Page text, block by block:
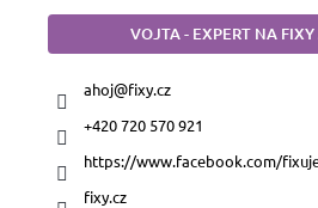
VOJTA - EXPERT NA FIXY
ahoj@fixy.cz
+420 720 570 921
https://www.facebook.com/
fixy.cz